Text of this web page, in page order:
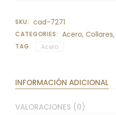
SKU: cad-7271
CATEGORIES: Acero, Collares,
TAG: Acero
INFORMACIÓN ADICIONAL
VALORACIONES (0)